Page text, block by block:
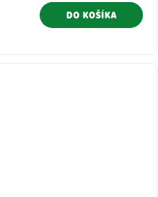
DO KOŠÍKA